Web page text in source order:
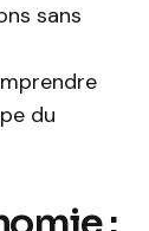
sans
du